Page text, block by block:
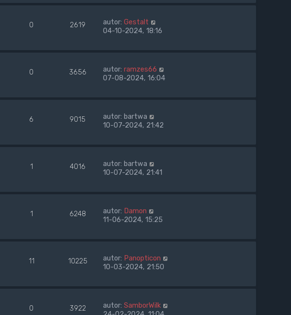
0 2619 autor: Gestalt
04-10-2024, 18:16
0 3656 autor: ramzes66
07-08-2024, 16:04
6 9015 autor: bartwa
10-07-2024, 21:42
1 4016 autor: bartwa
10-07-2024, 21:41
1 6248 autor: Damon
11-06-2024, 15:25
11 10225 autor: Panopticon
10-03-2024, 21:50
0 3922 autor: SamborWilk